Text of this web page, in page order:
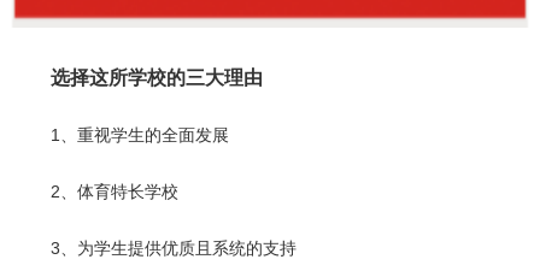
选择这所学校的三大理由
1、重视学生的全面发展
2、体育特长学校
3、为学生提供优质且系统的支持